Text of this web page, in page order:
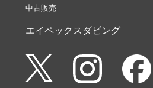
中古販売
エイペックスダビング